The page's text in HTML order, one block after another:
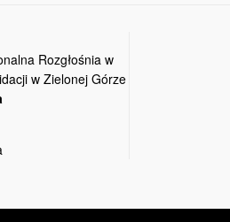
Rozgłośnia w
w Zielonej Górze